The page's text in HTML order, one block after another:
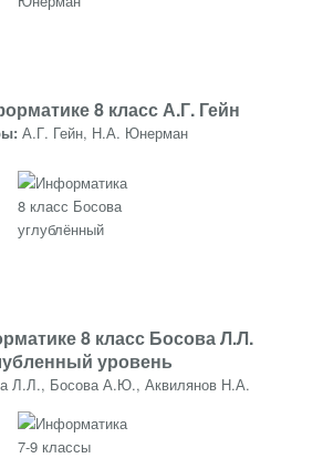
8 класс А.Г. Гейн
А.Г. Гейн, Н.А. Юнерман
8 класс Босова Л.Л.
уровень
Л.Л., Босова А.Ю., Аквилянов Н.А.